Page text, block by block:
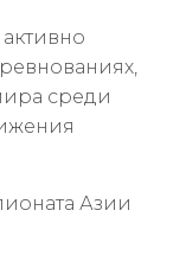
среди
Азии